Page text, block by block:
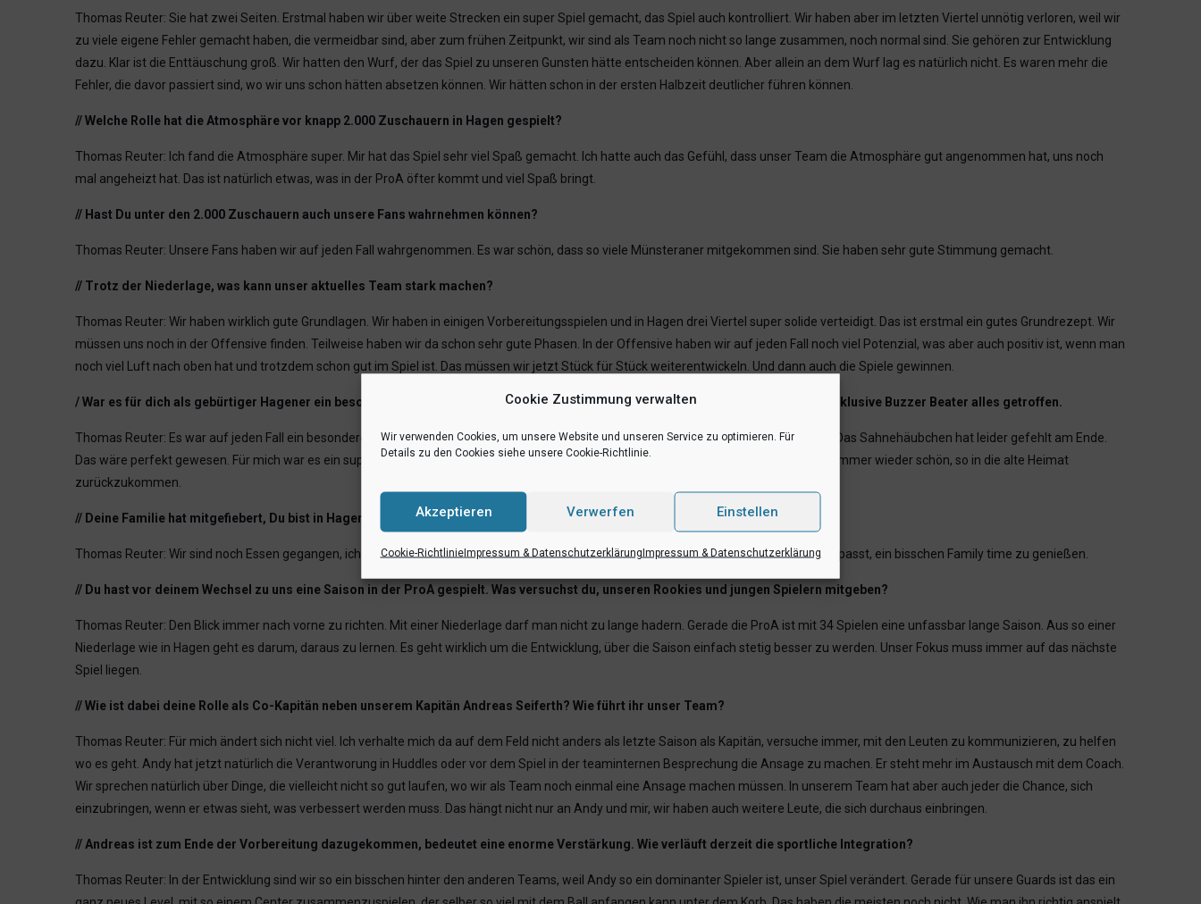
Cookie Zustimmung verwalten
Wir verwenden Cookies, um unsere Website und unseren Service zu optimieren. Für
Details zu den Cookies siehe unsere Cookie-Richtlinie.
Akzeptieren Verwerfen Einstellen
Cookie-RichtlinieImpressum & DatenschutzerklärungImpressum & Datenschutzerklärung
Thomas Reuter: Sie hat zwei Seiten. Erstmal haben wir über weite Strecken ein super Spiel gemacht, das Spiel auch kontrolliert. Wir haben aber im letzten Viertel unnötig verloren, weil wir
zu viele eigene Fehler gemacht haben, die vermeidbar sind, aber zum frühen Zeitpunkt, wir sind als Team noch nicht so lange zusammen, noch normal sind. Sie gehören zur Entwicklung
dazu. Klar ist die Enttäuschung groß. Wir hatten den Wurf, der das Spiel zu unseren Gunsten hätte entscheiden können. Aber allein an dem Wurf lag es natürlich nicht. Es waren mehr die
Fehler, die davor passiert sind, wo wir uns schon hätten absetzen können. Wir hätten schon in der ersten Halbzeit deutlicher führen können.
// Welche Rolle hat die Atmosphäre vor knapp 2.000 Zuschauern in Hagen gespielt?
Thomas Reuter: Ich fand die Atmosphäre super. Mir hat das Spiel sehr viel Spaß gemacht. Ich hatte auch das Gefühl, dass unser Team die Atmosphäre gut angenommen hat, uns noch
mal angeheizt hat. Das ist natürlich etwas, was in der ProA öfter kommt und viel Spaß bringt.
// Hast Du unter den 2.000 Zuschauern auch unsere Fans wahrnehmen können?
Thomas Reuter: Unsere Fans haben wir auf jeden Fall wahrgenommen. Es war schön, dass so viele Münsteraner mitgekommen sind. Sie haben sehr gute Stimmung gemacht.
// Trotz der Niederlage, was kann unser aktuelles Team stark machen?
Thomas Reuter: Wir haben wirklich gute Grundlagen. Wir haben in einigen Vorbereitungsspielen und in Hagen drei Viertel super solide verteidigt. Das ist erstmal ein gutes Grundrezept. Wir
müssen uns noch in der Offensive finden. Teilweise haben wir da schon sehr gute Phasen. In der Offensive haben wir auf jeden Fall noch viel Potenzial, was aber auch positiv ist, wenn man
noch viel Luft nach oben hat und trotzdem schon gut im Spiel ist. Das müssen wir jetzt Stück für Stück weiterentwickeln. Und dann auch die Spiele gewinnen.
/ War es für dich als gebürtiger Hagener ein besonderes Spiel? Immerhin hattest Du einen Sahnetag erwischt, bis auf einen Wurf inklusive Buzzer Beater alles getroffen.
Thomas Reuter: Es war auf jeden Fall ein besonderes Spiel für mich. Ich habe mich darauf gefreut und konnte es auch richtig genießen. Das Sahnehäubchen hat leider gefehlt am Ende.
Das wäre perfekt gewesen. Für mich war es ein super Spiel, vor der ganzen Familie, vor vielen Freunden, ehemaligen Trainern etc. Es ist immer wieder schön, so in die alte Heimat
zurückzukommen.
// Deine Familie hat mitgefiebert, Du bist in Hagen geblieben .…
Thomas Reuter: Wir sind noch Essen gegangen, ich habe bei der Familie übernachtet. Am Montag war auch noch frei. Das hat perfekt gepasst, ein bisschen Family time zu genießen.
// Du hast vor deinem Wechsel zu uns eine Saison in der ProA gespielt. Was versuchst du, unseren Rookies und jungen Spielern mitgeben?
Thomas Reuter: Den Blick immer nach vorne zu richten. Mit einer Niederlage darf man nicht zu lange hadern. Gerade die ProA ist mit 34 Spielen eine unfassbar lange Saison. Aus so einer
Niederlage wie in Hagen geht es darum, daraus zu lernen. Es geht wirklich um die Entwicklung, über die Saison einfach stetig besser zu werden. Unser Fokus muss immer auf das nächste
Spiel liegen.
// Wie ist dabei deine Rolle als Co-Kapitän neben unserem Kapitän Andreas Seiferth? Wie führt ihr unser Team?
Thomas Reuter: Für mich ändert sich nicht viel. Ich verhalte mich da auf dem Feld nicht anders als letzte Saison als Kapitän, versuche immer, mit den Leuten zu kommunizieren, zu helfen
wo es geht. Andy hat jetzt natürlich die Verantworung in Huddles oder vor dem Spiel in der teaminternen Besprechung die Ansage zu machen. Er steht mehr im Austausch mit dem Coach.
Wir sprechen natürlich über Dinge, die vielleicht nicht so gut laufen, wo wir als Team noch einmal eine Ansage machen müssen. In unserem Team hat aber auch jeder die Chance, sich
einzubringen, wenn er etwas sieht, was verbessert werden muss. Das hängt nicht nur an Andy und mir, wir haben auch weitere Leute, die sich durchaus einbringen.
// Andreas ist zum Ende der Vorbereitung dazugekommen, bedeutet eine enorme Verstärkung. Wie verläuft derzeit die sportliche Integration?
Thomas Reuter: In der Entwicklung sind wir so ein bisschen hinter den anderen Teams, weil Andy so ein dominanter Spieler ist, unser Spiel verändert. Gerade für unsere Guards ist das ein